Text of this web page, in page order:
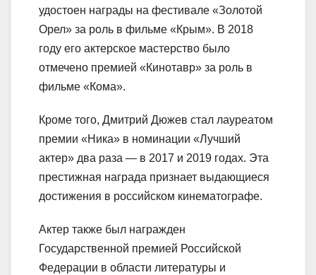
удостоен награды на фестивале «Золотой
Орел» за роль в фильме «Крым». В 2018
году его актерское мастерство было
отмечено премией «Кинотавр» за роль в
фильме «Кома».
Кроме того, Дмитрий Дюжев стал лауреатом
премии «Ника» в номинации «Лучший
актер» два раза — в 2017 и 2019 годах. Эта
престижная награда признает выдающиеся
достижения в российском кинематографе.
Актер также был награжден
Государственной премией Российской
Федерации в области литературы и